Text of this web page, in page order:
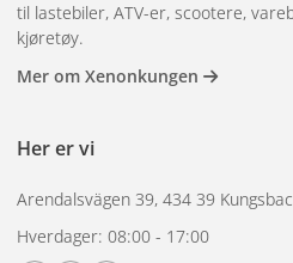
Vanlige
kompakt, 38 mm dyp, multivolt.
utseender. For tilhengere med
modeller med riktig kontakttype
til lastebiler, ATV-er, scootere,
kjøretøy.
Mer om Xenonkungen
Her er vi
Arendalsvägen 39, 434 39
Hverdager: 08:00 - 17:00